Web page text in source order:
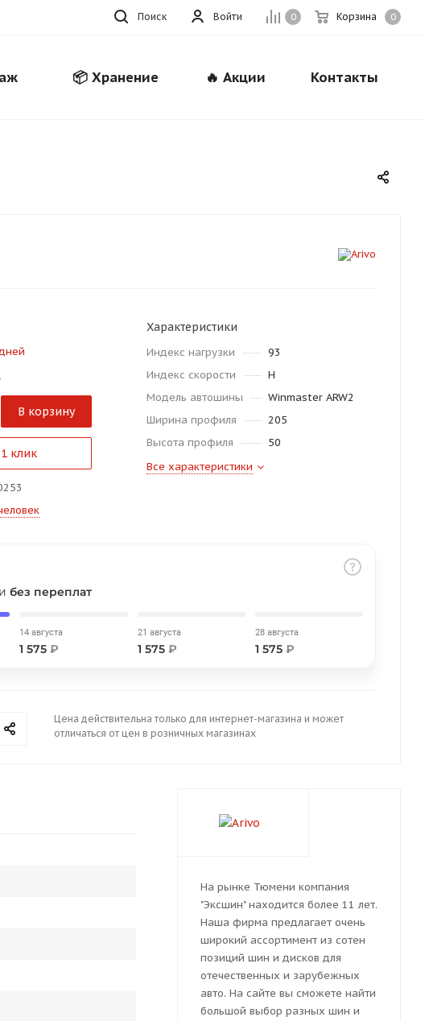
0 Корзина 0
Войти
Поиск
📦 Хранение 🔥 Акции Контакты
В корзину
клик
Характеристики
Индекс нагрузки
93
Индекс скорости
H
Модель автошины
Winmaster ARW2
Ширина профиля
205
Высота профиля
50
Все характеристики
без переплат
14 августа
1 575₽
21 августа
1 575 ₽
28 августа
1 575 ₽
Цена действительна только для интернет-магазина и может
отличаться от цен в розничных магазинах
На рынке Тюмени компания
"Эксшин" находится более 11 лет.
Наша фирма предлагает очень
широкий ассортимент из сотен
позиций шин и дисков для
отечественных и зарубежных
авто. На сайте вы сможете найти
большой выбор разных шин и